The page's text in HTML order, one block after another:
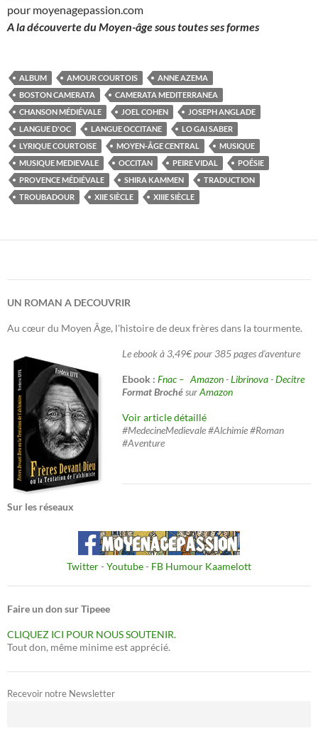
pour moyenagepassion.com
A la découverte du Moyen-âge sous toutes ses formes
ALBUM AMOUR COURTOIS
ANNE AZEMA
BOSTON CAMERATA
CAMERATA MEDITERRANEA
CHANSON MÉDIÉVALE
JOEL COHEN
JOSEPH ANGLADE
LANGUE D'OC
LANGUE OCCITANE
LO GAI SABER
LYRIQUE COURTOISE
MOYEN-ÂGE CENTRAL
MUSIQUE
MUSIQUE MEDIEVALE
OCCITAN PEIRE VIDAL
POÉSIE
PROVENCE MÉDIÉVALE
SHIRA KAMMEN
TRADUCTION
TROUBADOUR
XIIE SIÈCLE XIIIE SIÈCLE
UN ROMAN A DECOUVRIR
Au cœur du Moyen Âge, l'histoire de deux frères dans la tourmente.
Le ebook à 3,49€ pour 385 pages d'aventure
Ebook : Fnac – Amazon-Librinova-Decitre
Format BrochésurAmazon
Voir article détaillé
#MedecineMedievale #Alchimie #Roman
#Aventure
Sur les réseaux
Twitter- Youtube- FB Humour Kaamelott
Faire un don sur Tipeee
CLIQUEZ ICI POUR NOUS SOUTENIR.
Tout don, même minime est apprécié.
Recevoir notre Newsletter